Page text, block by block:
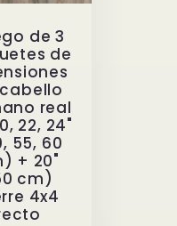
de 3
de
real
22, 24"
55, 60
+ 20"
cm)
4x4